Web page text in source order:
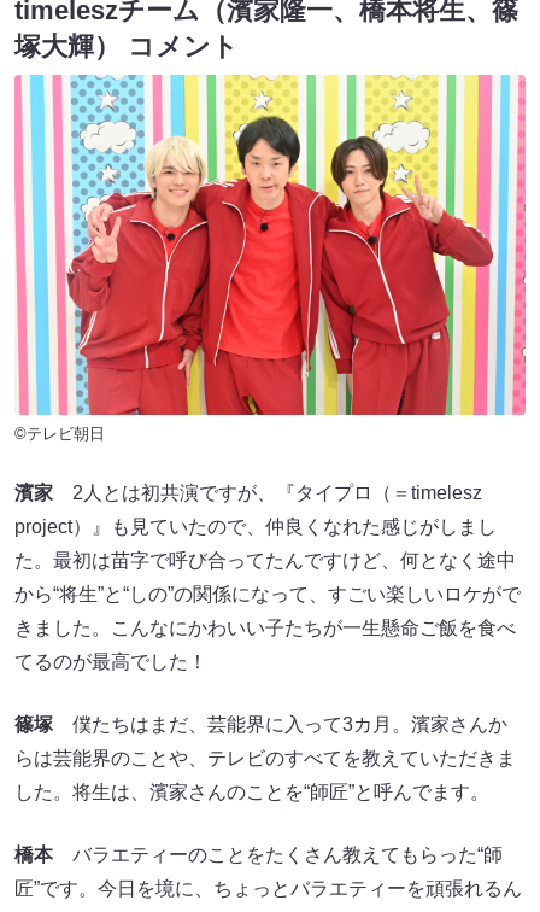
timeleszチーム（濱家隆一、橋本将生、篠
塚大輝） コメント
©テレビ朝日
濱家 2人とは初共演ですが、『タイプロ（＝timelesz
project）』も見ていたので、仲良くなれた感じがしまし
た。最初は苗字で呼び合ってたんですけど、何となく途中
から“将生”と“しの”の関係になって、すごい楽しいロケがで
きました。こんなにかわいい子たちが一生懸命ご飯を食べ
てるのが最高でした！
篠塚 僕たちはまだ、芸能界に入って3カ月。濱家さんか
らは芸能界のことや、テレビのすべてを教えていただきま
した。将生は、濱家さんのことを“師匠”と呼んでます。
橋本バラエティーのことをたくさん教えてもらった“師
匠”です。今日を境に、ちょっとバラエティーを頑張れるん